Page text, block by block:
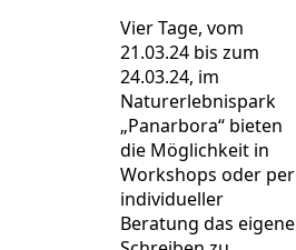
Vier Tage, vom
21.03.24 bis zum
24.03.24, im
Naturerlebnispark
„Panarbora“ bieten
die Möglichkeit in
Workshops oder per
individueller
Beratung das eigene